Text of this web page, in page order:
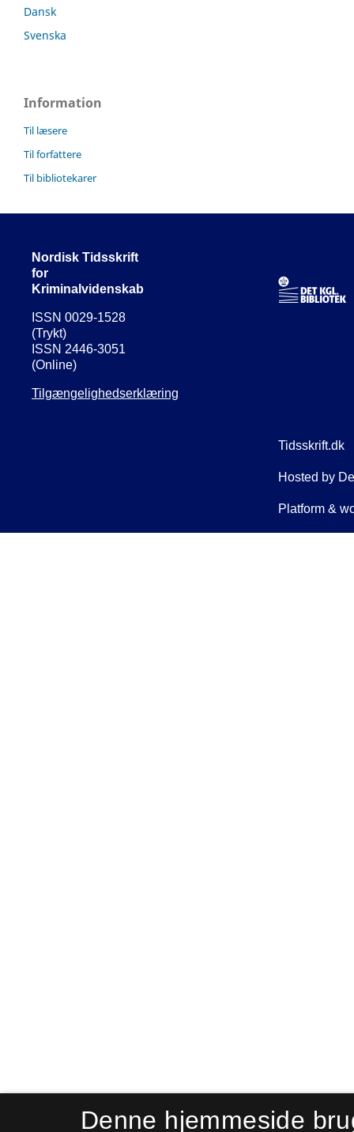
Dansk
Svenska
Information
Til læsere
Til forfattere
Til bibliotekarer
Nordisk Tidsskrift
for
Kriminalvidenskab
ISSN 0029-1528
(Trykt)
ISSN 2446-3051
(Online)
Tilgængelighedserklæring
Denne hjemmeside